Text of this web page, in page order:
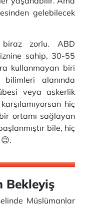
gelebilecek
zorlu. ABD
sahip, 30-55
kullanmayan biri
alanında
veya askerlik
hiç
ortamı sağlayan
bile, hiç
Bekleyiş
Müslümanlar